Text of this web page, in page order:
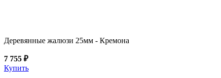
Деревянные жалюзи 25мм - Кремона
7 755 ₽
Купить